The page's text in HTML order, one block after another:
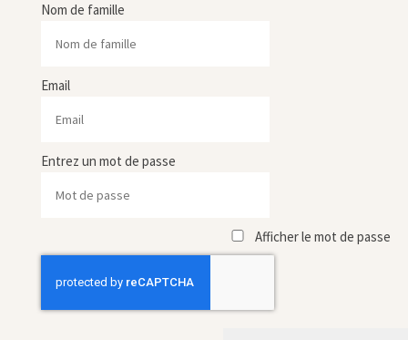
Nom de famille
Email
Entrez un mot de passe
Afficher le mot de passe